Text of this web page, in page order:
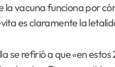
la vacuna funciona por
es claramente la
se refirió a que «en